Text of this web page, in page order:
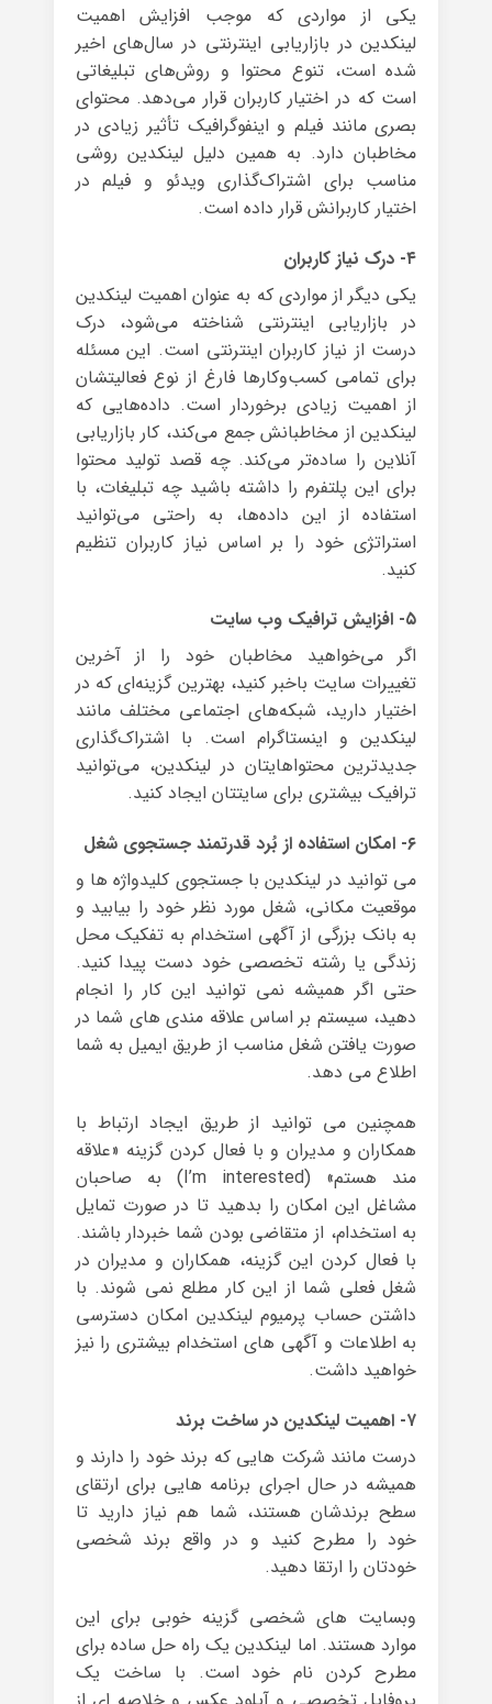
یکی از مواردی که موجب افزایش اهمیت
لینکدین در بازاریابی اینترنتی در سال‌های اخیر
شده است، تنوع محتوا و روش‌های تبلیغاتی
است که در اختیار کاربران قرار می‌دهد. محتوای
بصری مانند فیلم و اینفوگرافیک تأثیر زیادی در
مخاطبان دارد. به همین دلیل لینکدین روشی
مناسب برای اشتراک‌گذاری ویدئو و فیلم در
اختیار کاربرانش قرار داده است.
۴- درک نیاز کاربران
یکی دیگر از مواردی که به عنوان اهمیت لینکدین
در بازاریابی اینترنتی شناخته می‌شود، درک
درست از نیاز کاربران اینترنتی است. این مسئله
برای تمامی کسب‌وکارها فارغ از نوع فعالیتشان
از اهمیت زیادی برخوردار است. داده‌هایی که
لینکدین از مخاطبانش جمع می‌کند، کار بازاریابی
آنلاین را ساده‌تر می‌کند. چه قصد تولید محتوا
برای این پلتفرم را داشته باشید چه تبلیغات، با
استفاده از این داده‌ها، به راحتی می‌توانید
استراتژی‌ خود را بر اساس نیاز کاربران تنظیم
کنید.
۵- افزایش ترافیک وب سایت
اگر می‌خواهید مخاطبان خود را از آخرین
تغییرات سایت باخبر کنید، بهترین گزینه‌ای که در
اختیار دارید، شبکه‌های اجتماعی مختلف مانند
لینکدین و اینستاگرام است. با اشتراک‌گذاری
جدیدترین محتواهایتان در لینکدین، می‌توانید
ترافیک بیشتری برای سایتتان ایجاد کنید.
۶- امکان استفاده از بُرد قدرتمند جستجوی شغل
می توانید در لینکدین با جستجوی کلیدواژه ها و
موقعیت مکانی، شغل مورد نظر خود را بیابید و
به بانک بزرگی از آگهی استخدام به تفکیک محل
زندگی یا رشته تخصصی خود دست پیدا کنید.
حتی اگر همیشه نمی توانید این کار را انجام
دهید، سیستم بر اساس علاقه مندی های شما در
صورت یافتن شغل مناسب از طریق ایمیل به شما
اطلاع می دهد.
همچنین می توانید از طریق ایجاد ارتباط با
همکاران و مدیران و با فعال کردن گزینه‌ «علاقه
مند هستم» (I’m interested) به صاحبان
مشاغل این امکان را بدهید تا در صورت تمایل
به استخدام، از متقاضی بودن شما خبردار باشند.
با فعال کردن این گزینه، همکاران و مدیران در
شغل فعلی شما از این کار مطلع نمی شوند. با
داشتن حساب پرمیوم لینکدین امکان دسترسی
به اطلاعات و آگهی های استخدام بیشتری را نیز
خواهید داشت.
۷- اهمیت لینکدین در ساخت برند
درست مانند شرکت هایی که برند خود را دارند و
همیشه در حال اجرای برنامه هایی برای ارتقای
سطح برندشان هستند، شما هم نیاز دارید تا
خود را مطرح کنید و در واقع برند شخصی
خودتان را ارتقا دهید.
وبسایت های شخصی گزینه‌ خوبی برای این
موارد هستند. اما لینکدین یک راه حل ساده برای
مطرح کردن نام خود است. با ساخت یک